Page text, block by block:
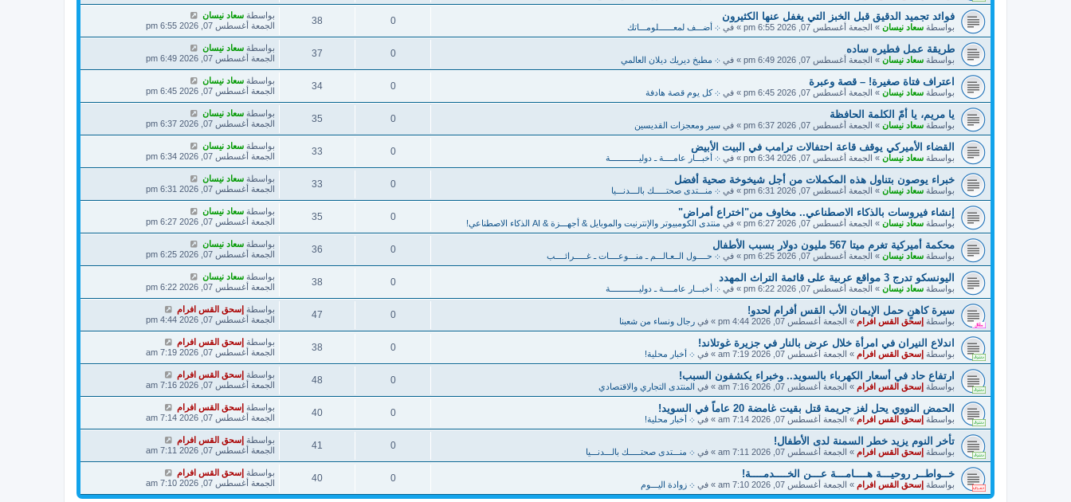
فوائد تجميد الدقيق قبل الخبز التي يغفل عنها الكثيرون
بواسطة سعاد نيسان » الجمعة أغسطس 07, 2026 6:55 pm » في ܀ أضـــف لمعــــــلومـــاتك
0
38 بواسطة سعاد نيسان
الجمعة أغسطس 07, 2026 6:55 pm
طريقة عمل فطيره ساده
بواسطة سعاد نيسان » الجمعة أغسطس 07, 2026 6:49 pm » في ܀ مطبخ ديريك ديلان العالمي
0
37 بواسطة سعاد نيسان
الجمعة أغسطس 07, 2026 6:49 pm
اعتراف فتاة صغيرة! – قصة وعبرة
بواسطة سعاد نيسان » الجمعة أغسطس 07, 2026 6:45 pm » في ܀ كل يوم قصة هادفة
0
34 بواسطة سعاد نيسان
الجمعة أغسطس 07, 2026 6:45 pm
يا مريم، يا أمّ الكلمة الحافظة
بواسطة سعاد نيسان » الجمعة أغسطس 07, 2026 6:37 pm » في سير ومعجزات القديسين
0
35 بواسطة سعاد نيسان
الجمعة أغسطس 07, 2026 6:37 pm
القضاء الأميركي يوقف قاعة احتفالات ترامب في البيت الأبيض
بواسطة سعاد نيسان » الجمعة أغسطس 07, 2026 6:34 pm » في ܀ أخبـــار عامــــة ـ دوليــــــــــــة
0
33 بواسطة سعاد نيسان
الجمعة أغسطس 07, 2026 6:34 pm
خبراء يوصون بتناول هذه المكملات من أجل شيخوخة صحية أفضل
بواسطة سعاد نيسان » الجمعة أغسطس 07, 2026 6:31 pm » في ܀ منـــتدى صحتـــــك بالـــدنـــيا
0
33 بواسطة سعاد نيسان
الجمعة أغسطس 07, 2026 6:31 pm
إنشاء فيروسات بالذكاء الاصطناعي.. مخاوف من"اختراع أمراض"
بواسطة سعاد نيسان » الجمعة أغسطس 07, 2026 6:27 pm » في منتدى الكومبيوتر والإنترنيت والموبايل & أجهـــزة & AI الذكاء الاصطناعي!
0
35 بواسطة سعاد نيسان
الجمعة أغسطس 07, 2026 6:27 pm
محكمة أميركية تغرم ميتا 567 مليون دولار بسبب الأطفال
بواسطة سعاد نيسان » الجمعة أغسطس 07, 2026 6:25 pm » في ܀ حــــول الــعـالـــم ـ منـــوعــــات ـ غـــــرائــــب
0
36 بواسطة سعاد نيسان
الجمعة أغسطس 07, 2026 6:25 pm
اليونسكو تدرج 3 مواقع عربية على قائمة التراث المهدد
بواسطة سعاد نيسان » الجمعة أغسطس 07, 2026 6:22 pm » في ܀ أخبـــار عامــــة ـ دوليــــــــــــة
0
38 بواسطة سعاد نيسان
الجمعة أغسطس 07, 2026 6:22 pm
سيرة كاهنٍ حمل الإيمان الأب القس أفرام لحدو!
بواسطة إسحق القس افرام » الجمعة أغسطس 07, 2026 4:44 pm » في رجال ونساء من شعبنا
0
47 بواسطة إسحق القس افرام
الجمعة أغسطس 07, 2026 4:44 pm
اندلاع النيران في امرأة خلال عرض بالنار في جزيرة غوتلاند!
بواسطة إسحق القس افرام » الجمعة أغسطس 07, 2026 7:19 am » في ܀ أخبار محلية!
0
38 بواسطة إسحق القس افرام
الجمعة أغسطس 07, 2026 7:19 am
ارتفاع حاد في أسعار الكهرباء بالسويد.. وخبراء يكشفون السبب!
بواسطة إسحق القس افرام » الجمعة أغسطس 07, 2026 7:16 am » في المنتدى التجاري والاقتصادي
0
48 بواسطة إسحق القس افرام
الجمعة أغسطس 07, 2026 7:16 am
الحمض النووي يحل لغز جريمة قتل بقيت غامضة 20 عاماً في السويد!
بواسطة إسحق القس افرام » الجمعة أغسطس 07, 2026 7:14 am » في ܀ أخبار محلية!
0
40 بواسطة إسحق القس افرام
الجمعة أغسطس 07, 2026 7:14 am
تأخر النوم يزيد خطر السمنة لدى الأطفال!
بواسطة إسحق القس افرام » الجمعة أغسطس 07, 2026 7:11 am » في ܀ منـــتدى صحتـــــك بالـــدنـــيا
0
41 بواسطة إسحق القس افرام
الجمعة أغسطس 07, 2026 7:11 am
خــواطــر روحيـــة هــــامـــة عـــن الخــــدمــــة!
بواسطة إسحق القس افرام » الجمعة أغسطس 07, 2026 7:10 am » في ܀ زوادة اليـــوم
0
40 بواسطة إسحق القس افرام
الجمعة أغسطس 07, 2026 7:10 am